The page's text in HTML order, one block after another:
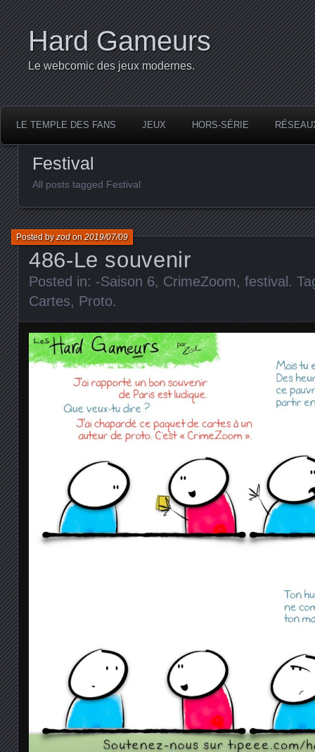
Hard Gameurs
Le webcomic des jeux modernes.
LE TEMPLE DES FANS JEUX HORS-SÉRIE
Festival
All posts tagged Festival
486-Le souvenir
Posted byzodon2019/07/09
Posted in: -Saison 6, CrimeZoom, festival.
Cartes, Proto.